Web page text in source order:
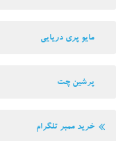
مایو پری دریایی
پرشین چت
خرید ممبر تلگرام